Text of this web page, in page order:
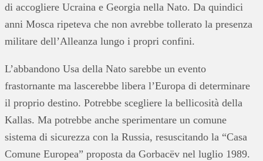
di accogliere Ucraina e Georgia nella Nato. Da quindici
anni Mosca ripeteva che non avrebbe tollerato la presenza
militare dell’Alleanza lungo i propri confini.
L’abbandono Usa della Nato sarebbe un evento
frastornante ma lascerebbe libera l’Europa di determinare
il proprio destino. Potrebbe scegliere la bellicosità della
Kallas. Ma potrebbe anche sperimentare un comune
sistema di sicurezza con la Russia, resuscitando la “Casa
Comune Europea” proposta da Gorbacëv nel luglio 1989.